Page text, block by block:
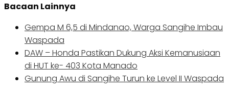
Bacaan Lainnya
Gempa M 6,5 di Mindanao, Warga Sangihe Imbau
Waspada
DAW – Honda Pastikan Dukung Aksi Kemanusiaan
di HUT ke- 403 Kota Manado
Gunung Awu di Sangihe Turun ke Level II Waspada